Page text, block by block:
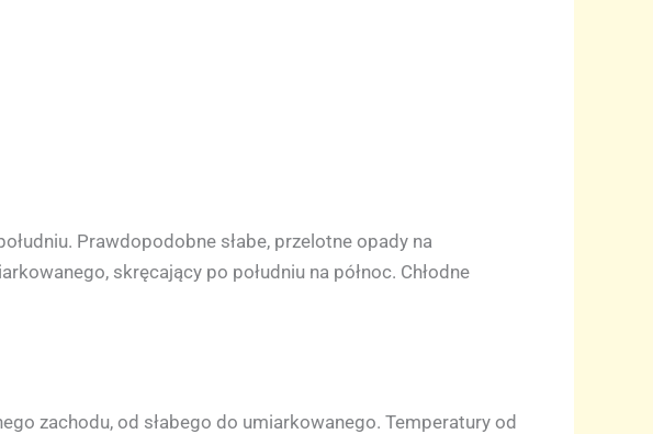
Prawdopodobne słabe, przelotne opady na
skręcający po południu na północ. Chłodne
zachodu, od słabego do umiarkowanego. Temperatury od